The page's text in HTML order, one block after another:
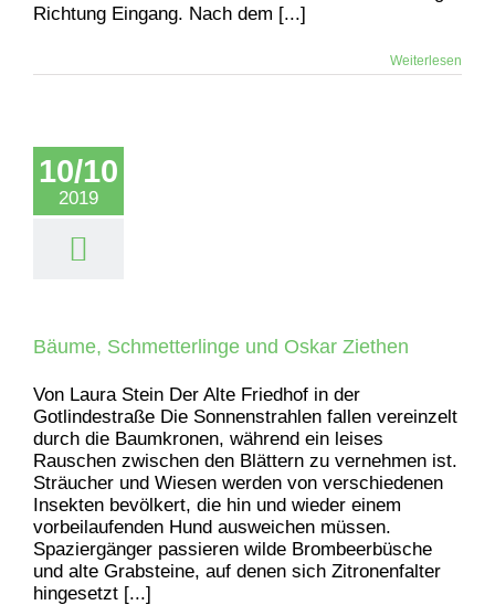
Richtung Eingang. Nach dem [...]
Weiterlesen
10/10
2019
Bäume, Schmetterlinge und Oskar Ziethen
Von Laura Stein Der Alte Friedhof in der
Gotlindestraße Die Sonnenstrahlen fallen vereinzelt
durch die Baumkronen, während ein leises
Rauschen zwischen den Blättern zu vernehmen ist.
Sträucher und Wiesen werden von verschiedenen
Insekten bevölkert, die hin und wieder einem
vorbeilaufenden Hund ausweichen müssen.
Spaziergänger passieren wilde Brombeerbüsche
und alte Grabsteine, auf denen sich Zitronenfalter
hingesetzt [...]